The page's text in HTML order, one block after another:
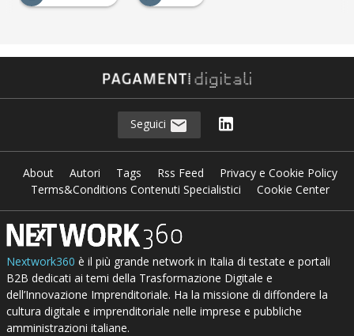
Seguici
About Autori Tags Rss Feed
Privacy e Cookie Policy
Terms&Conditions Contenuti Specialistici
Cookie Center
Nextwork360 è il più grande network in Italia di testate e portali
B2B dedicati ai temi della Trasformazione Digitale e
dell’Innovazione Imprenditoriale. Ha la missione di diffondere la
cultura digitale e imprenditoriale nelle imprese e pubbliche
amministrazioni italiane.